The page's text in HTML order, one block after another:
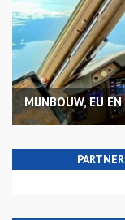
MIJNBOUW, EU